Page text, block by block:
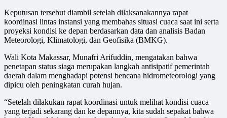
Keputusan tersebut diambil setelah dilaksanakannya rapat
koordinasi lintas instansi yang membahas situasi cuaca saat ini serta
proyeksi kondisi ke depan berdasarkan data dan analisis Badan
Meteorologi, Klimatologi, dan Geofisika (BMKG).
Wali Kota Makassar, Munafri Arifuddin, mengatakan bahwa
penetapan status siaga merupakan langkah antisipatif pemerintah
daerah dalam menghadapi potensi bencana hidrometeorologi yang
dipicu oleh peningkatan curah hujan.
“Setelah dilakukan rapat koordinasi untuk melihat kondisi cuaca
yang terjadi sekarang dan ke depannya, kita sudah sepakat bahwa